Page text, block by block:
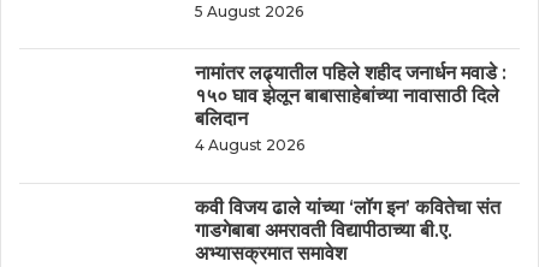
5 August 2026
नामांतर लढ्यातील पहिले शहीद जनार्धन मवाडे :
१५० घाव झेलून बाबासाहेबांच्या नावासाठी दिले
बलिदान
4 August 2026
कवी विजय ढाले यांच्या ‘लॉग इन’ कवितेचा संत
गाडगेबाबा अमरावती विद्यापीठाच्या बी.ए.
अभ्यासक्रमात समावेश